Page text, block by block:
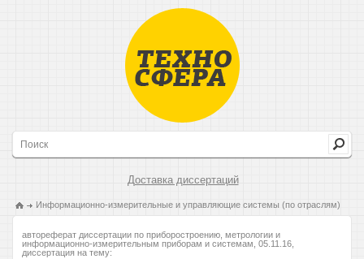
Доставка диссертаций
Информационно-измерительные и управляющие системы (по отраслям)
автореферат диссертации по приборостроению, метрологии и
информационно-измерительным приборам и системам, 05.11.16,
диссертация на тему: